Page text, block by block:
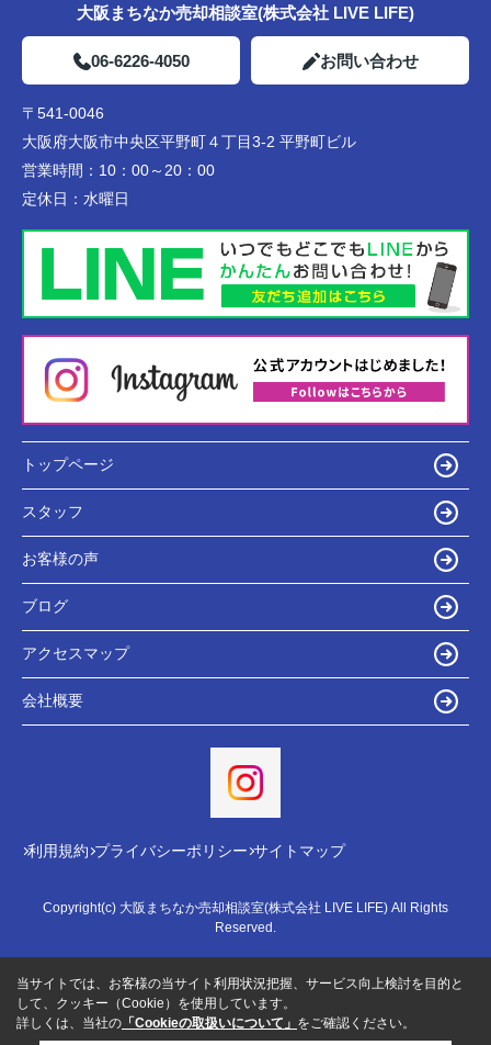
大阪まちなか売却相談室(株式会社 LIVE LIFE)
06-6226-4050 お問い合わせ
〒541-0046
大阪府大阪市中央区平野町４丁目3-2 平野町ビル
営業時間： 10：00～20：00
定休日： 水曜日
トップページ
スタッフ
お客様の声
ブログ
アクセスマップ
会社概要
利用規約 プライバシーポリシー サイトマップ
Copyright(c) 大阪まちなか売却相談室(株式会社 LIVE LIFE) All Rights
Reserved.
当サイトでは、お客様の当サイト利用状況把握、サービス向上検討を目的と
して、クッキー（Cookie）を使用しています。
詳しくは、当社の 「Cookieの取扱いについて」 をご確認ください。